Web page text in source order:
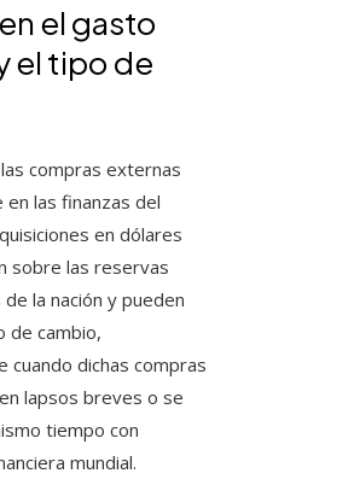
el gasto
el tipo de
compras externas
las finanzas del
en dólares
sobre las reservas
la nación y pueden
de cambio,
cuando dichas compras
lapsos breves o se
tiempo con
mundial.